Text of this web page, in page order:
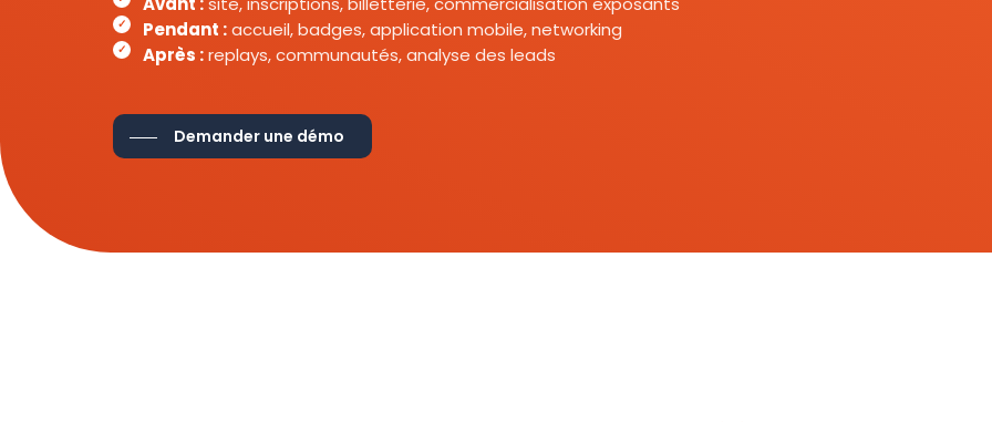
Pendant :accueil, badges, application mobile, networking
Après :replays, communautés, analyse des leads
Demander une démo